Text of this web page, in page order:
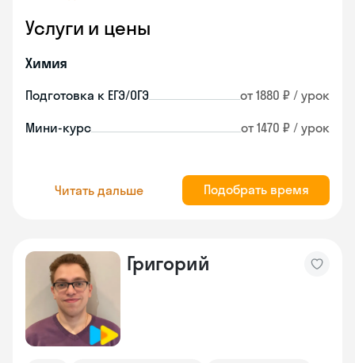
Услуги и цены
Химия
Подготовка к ЕГЭ/ОГЭ от 1880 ₽ / урок
Мини-курс от 1470 ₽ / урок
Читать дальше Подобрать время
Григорий